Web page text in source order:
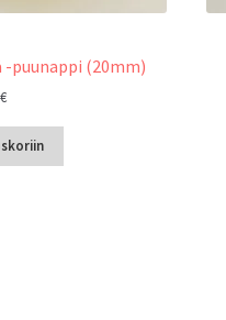
puunappi (20mm)
€